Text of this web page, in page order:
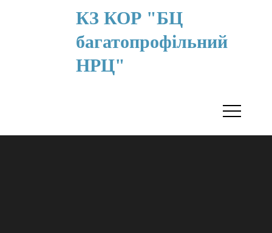
КЗ КОР "БЦ
багатопрофільний
НРЦ"